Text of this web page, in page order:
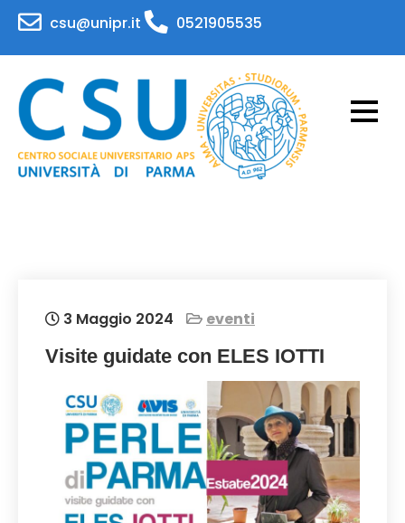
Skip
content
csu@unipr.it 0521905535
3 Maggio 2024 eventi
Visite guidate con ELES IOTTI